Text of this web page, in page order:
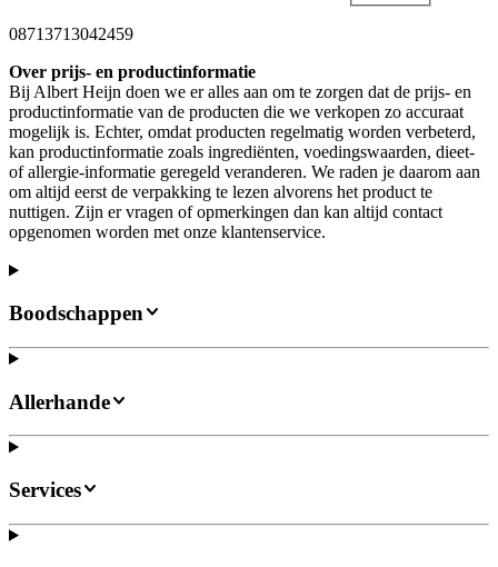
08713713042459
Over prijs- en productinformatie
Bij Albert Heijn doen we er alles aan om te zorgen dat de prijs- en
productinformatie van de producten die we verkopen zo accuraat
mogelijk is. Echter, omdat producten regelmatig worden verbeterd,
kan productinformatie zoals ingrediënten, voedingswaarden, dieet-
of allergie-informatie geregeld veranderen. We raden je daarom aan
om altijd eerst de verpakking te lezen alvorens het product te
nuttigen. Zijn er vragen of opmerkingen dan kan altijd contact
opgenomen worden met onze klantenservice.
Boodschappen
Allerhande
Services